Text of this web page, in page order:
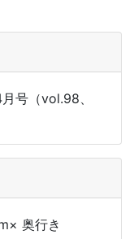
号（vol.98、
奥行き